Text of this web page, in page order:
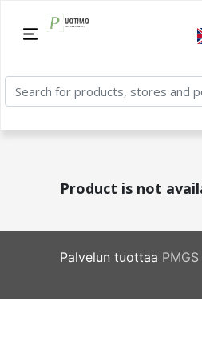
Product is not
Palvelun tuottaa